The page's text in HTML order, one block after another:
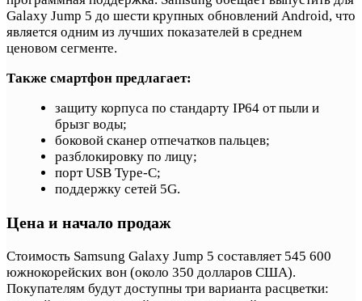
Galaxy Jump 5 до шести крупных обновлений Android, что
является одним из лучших показателей в среднем
ценовом сегменте.
Также смартфон предлагает:
защиту корпуса по стандарту IP64 от пыли и
брызг воды;
боковой сканер отпечатков пальцев;
разблокировку по лицу;
порт USB Type-C;
поддержку сетей 5G.
Цена и начало продаж
Стоимость Samsung Galaxy Jump 5 составляет 545 600
южнокорейских вон (около 350 долларов США).
Покупателям будут доступны три варианта расцветки: